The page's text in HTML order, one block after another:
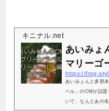
キニナル.net
あいみょ
マリーゴ
あいみょんと多部
ベル」のCMが話題
いて、なんとあの